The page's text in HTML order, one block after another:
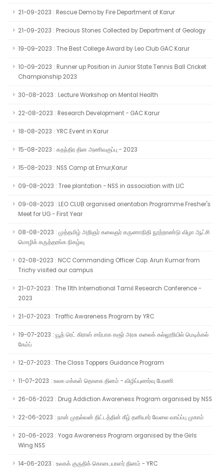
21-09-2023 : Rescue Demo by Fire Department of Karur
21-09-2023 : Precious Stones Collected by Department of Geology
19-09-2023 : The Best College Award by Leo Club GAC Karur
10-09-2023 : Runner up Position in Junior State Tennis Ball Cricket
Championship 2023
30-08-2023 : Lecture Workshop on Mental Health
22-08-2023 : Research Development - GAC Karur
18-08-2023 : YRC Event in Karur
15-08-2023 : சுதந்திர தின அணிவகுப்பு - 2023
15-08-2023 : NSS Camp at Emur,Karur
09-08-2023 : Tree plantation - NSS in association with LIC
09-08-2023 : LEO CLUB organised orientation Programme Fresher's
Meet for UG - First Year
08-08-2023 : முத்தமிழ் அறிஞர் கலைஞர் கருணாநிதி நூற்றாண்டு விழா ஆட்சி
மொழிக் கருத்தரங்க நிகழ்வு
02-08-2023 : NCC Commanding Officer Cap. Arun Kumar from
Trichy visited our campus
21-07-2023 : The 11th International Tamil Research Conference -
2023
21-07-2023 : Traffic Awareness Program by YRC
19-07-2023 : யூத் ரெட் கிராஸ் சார்பாக கரூர் அரசு கலைக் கல்லூரியில் மெடிக்கல்
கேம்ப்
12-07-2023 : The Class Toppers Guidance Program
11-07-2023 : உலக மக்கள் தொகை தினம் - விழிப்புணர்வு பேரணி
26-06-2023 : Drug Addiction Awareness Program organised by NSS
22-06-2023 : நான் முதல்வன் திட்டத்தின் கீழ் தனியார் வேலை வாய்ப்பு முகாம்
20-06-2023 : Yoga Awareness Program organised by the Girls
Wing NSS
14-06-2023 : உலகக் குருதிக் கொடையாளர் தினம் - YRC